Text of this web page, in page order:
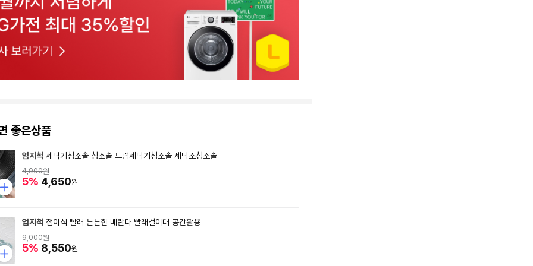
좋은상품
엄지척 세탁기청소솔 청소솔 드럼세탁기청소솔 세탁조청소솔
4,900원
5% 4,650원
엄지척 접이식 빨래 튼튼한 베란다 빨래걸이대 공간활용
9,000원
5% 8,550원